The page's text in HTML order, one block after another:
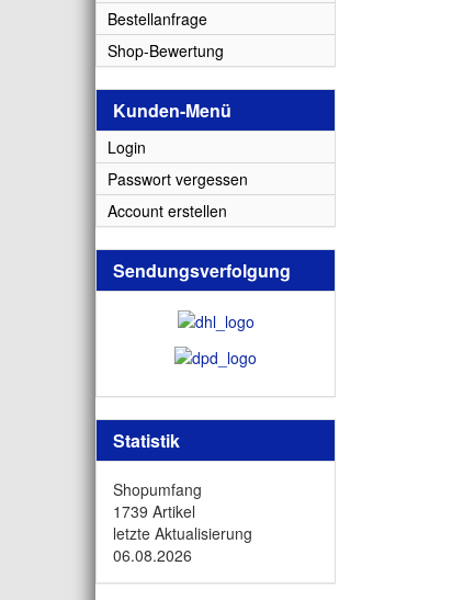
Bestellanfrage
Shop-Bewertung
Kunden-Menü
Login
Passwort vergessen
Account erstellen
Sendungsverfolgung
Statistik
Shopumfang
1739 Artikel
letzte Aktualisierung
06.08.2026